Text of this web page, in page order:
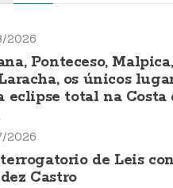
2026
Ponteceso,
os únicos
eclipse total na Costa
2026
de Leis
Castro